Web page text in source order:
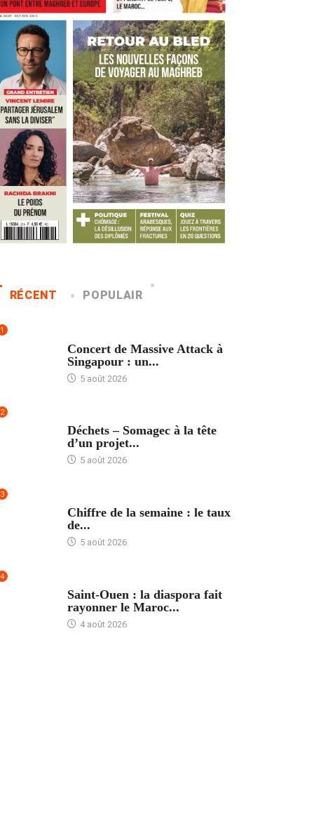
RÉCENT POPULAIR
1
Concert de Massive Attack à
Singapour : un...
5 août 2026
2
Déchets – Somagec à la tête
d’un projet...
5 août 2026
3
Chiffre de la semaine : le taux
de...
5 août 2026
4
Saint-Ouen : la diaspora fait
rayonner le Maroc...
4 août 2026